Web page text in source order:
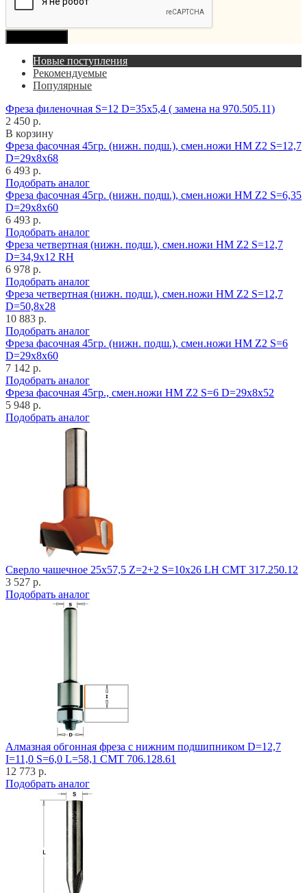
Новые поступления
Рекомендуемые
Популярные
Фреза филеночная S=12 D=35x5,4 ( замена на 970.505.11)
2 450 р.
В корзину
Фреза фасочная 45гр. (нижн. подш.), смен.ножи HM Z2 S=12,7
D=29x8x68
6 493 р.
Подобрать аналог
Фреза фасочная 45гр. (нижн. подш.), смен.ножи HM Z2 S=6,35
D=29x8x60
6 493 р.
Подобрать аналог
Фреза четвертная (нижн. подш.), смен.ножи HM Z2 S=12,7
D=34,9x12 RH
6 978 р.
Подобрать аналог
Фреза четвертная (нижн. подш.), смен.ножи HM Z2 S=12,7
D=50,8x28
10 883 р.
Подобрать аналог
Фреза фасочная 45гр. (нижн. подш.), смен.ножи HM Z2 S=6
D=29x8x60
7 142 р.
Подобрать аналог
Фреза фасочная 45гр., смен.ножи HM Z2 S=6 D=29x8x52
5 948 р.
Подобрать аналог
Cверло чашечное 25x57,5 Z=2+2 S=10x26 LH CMT 317.250.12
3 527 р.
Подобрать аналог
Алмазная обгонная фреза с нижним подшипником D=12,7
I=11,0 S=6,0 L=58,1 CMT 706.128.61
12 773 р.
Подобрать аналог